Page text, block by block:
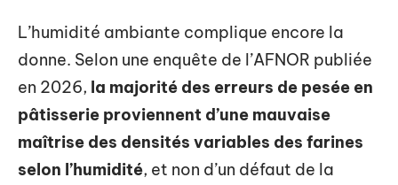
L’humidité ambiante complique encore la
donne. Selon une enquête de l’AFNOR publiée
en 2026, la majorité des erreurs de pesée en
pâtisserie proviennent d’une mauvaise
maîtrise des densités variables des farines
selon l’humidité, et non d’un défaut de la